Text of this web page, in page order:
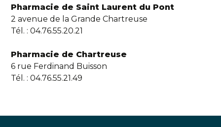
Pharmacie de Saint Laurent du Pont
2 avenue de la Grande Chartreuse
Tél. : 04.76.55.20.21
Pharmacie de Chartreuse
6 rue Ferdinand Buisson
Tél. : 04.76.55.21.49